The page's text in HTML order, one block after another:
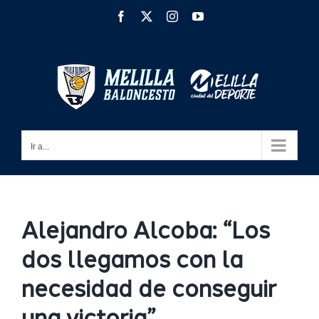
Facebook InstagramYouTube
Ir a...
Alejandro Alcoba: “Los
dos llegamos con la
necesidad de conseguir